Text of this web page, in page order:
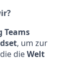
Teams
, um zur
dieWelt